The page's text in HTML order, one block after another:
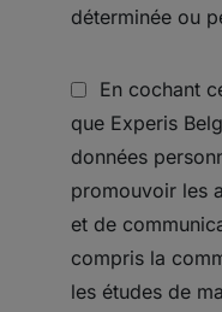
déterminée ou
En cochant
que Experis
données
promouvoir les
et de
compris la
les études de